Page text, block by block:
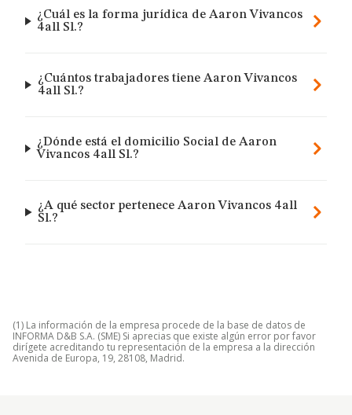
¿Cuál es la forma jurídica de Aaron Vivancos
4all Sl.?
¿Cuántos trabajadores tiene Aaron Vivancos
4all Sl.?
¿Dónde está el domicilio Social de Aaron
Vivancos 4all Sl.?
¿A qué sector pertenece Aaron Vivancos 4all
Sl.?
(1) La información de la empresa procede de la base de datos de
INFORMA D&B S.A. (SME) Si aprecias que existe algún error por favor
dirígete acreditando tu representación de la empresa a la dirección
Avenida de Europa, 19, 28108, Madrid.